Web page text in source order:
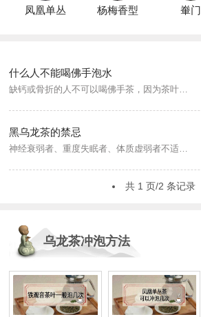
凤凰单丛 杨梅香型 輋门
什么人不能喝佛手泡水
黑乌龙茶的禁忌
共 1 页/2 条记录
乌龙茶冲泡方法